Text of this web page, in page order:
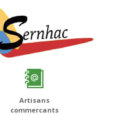
Artisans
commercants